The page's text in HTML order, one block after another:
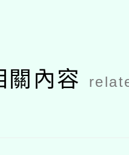
關內容